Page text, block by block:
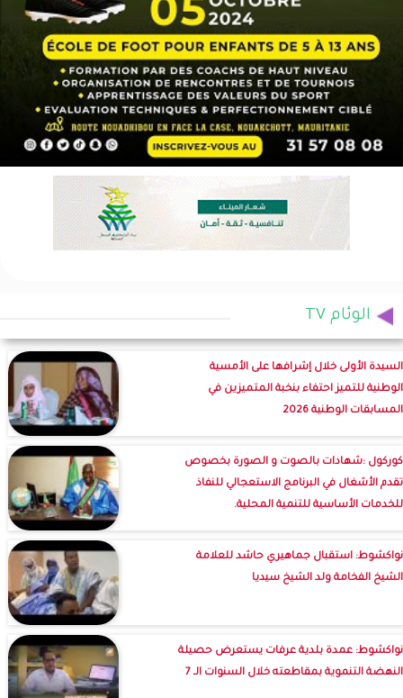
الوئام TV
السيدة الأولى خلال إشرافها على الأمسية
الوطنية للتميز احتفاء بنخبة المتميزين في
المسابقات الوطنية 2026
كوركول :شهادات بالصوت و الصورة بخصوص
تقدم الأشغال في البرنامج الاستعجالي للنفاذ
للخدمات الأساسية للتنمية المحلية.
نواكشوط: استقبال جماهيري حاشد للعلامة
الشيخ الفخامة ولد الشيخ سيديا
نواكشوط: عمدة بلدية عرفات يستعرض حصيلة
النهضة التنموية بمقاطعته خلال السنوات الـ 7